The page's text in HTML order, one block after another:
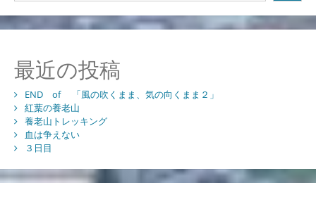
最近の投稿
END of 「風の吹くまま、気の向くまま２」
紅葉の養老山
養老山トレッキング
血は争えない
３日目